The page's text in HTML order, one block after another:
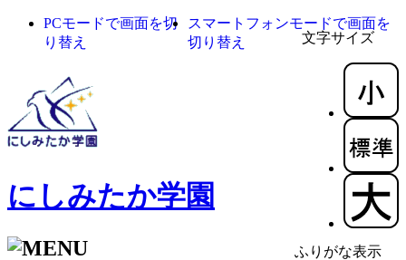
文字サイズ
ふりがな表示
PCモードで画面を切
り替え
スマートフォンモードで画面を
切り替え
にしみたか学園